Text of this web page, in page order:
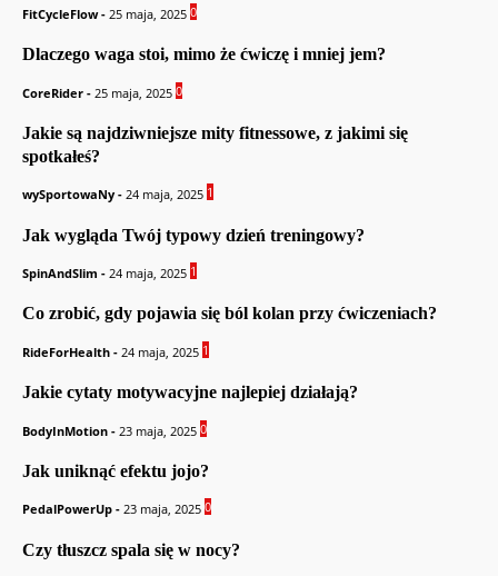
FitCycleFlow - 25 maja, 2025 0
Dlaczego waga stoi, mimo że ćwiczę i mniej jem?
CoreRider - 25 maja, 2025 0
Jakie są najdziwniejsze mity fitnessowe, z jakimi się
spotkałeś?
wySportowaNy - 24 maja, 2025 1
Jak wygląda Twój typowy dzień treningowy?
SpinAndSlim - 24 maja, 2025 1
Co zrobić, gdy pojawia się ból kolan przy ćwiczeniach?
RideForHealth - 24 maja, 2025 1
Jakie cytaty motywacyjne najlepiej działają?
BodyInMotion - 23 maja, 2025 0
Jak uniknąć efektu jojo?
PedalPowerUp - 23 maja, 2025 0
Czy tłuszcz spala się w nocy?